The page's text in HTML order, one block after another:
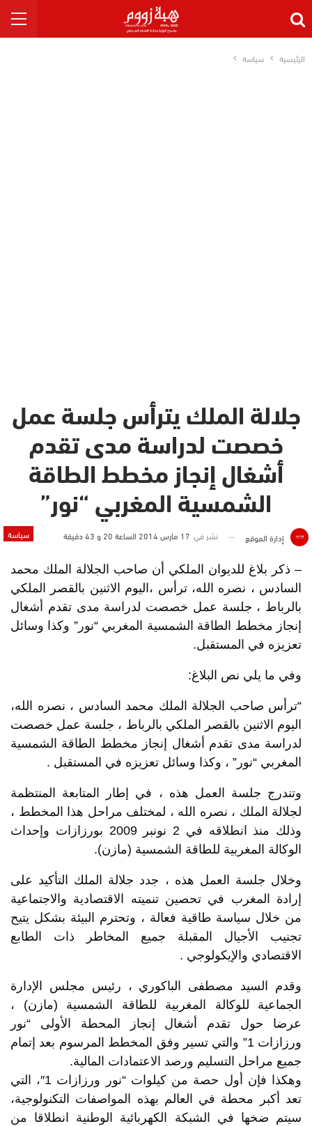
الرئيسية سياسة
جلالة الملك يترأس جلسة عمل
خصصت لدراسة مدى تقدم
أشغال إنجاز مخطط الطاقة
الشمسية المغربي “نور”
سياسة إدارة الموقع نشر في 17 مارس 2014 الساعة 20 و 43 دقيقة
– ذكر بلاغ للديوان الملكي أن صاحب الجلالة الملك محمد
السادس ، نصره الله، ترأس ،اليوم الاثنين بالقصر الملكي
بالرباط ، جلسة عمل خصصت لدراسة مدى تقدم أشغال
إنجاز مخطط الطاقة الشمسية المغربي “نور” وكذا وسائل
تعزيزه في المستقبل.
وفي ما يلي نص البلاغ:
“ترأس صاحب الجلالة الملك محمد السادس ، نصره الله،
اليوم الاثنين بالقصر الملكي بالرباط ، جلسة عمل خصصت
لدراسة مدى تقدم أشغال إنجاز مخطط الطاقة الشمسية
المغربي “نور” ، وكذا وسائل تعزيزه في المستقبل .
وتندرج جلسة العمل هذه ، في إطار المتابعة المنتظمة
لجلالة الملك ، نصره الله ، لمختلف مراحل هذا المخطط ،
وذلك منذ انطلاقه في 2 نونبر 2009 بورزازات وإحداث
الوكالة المغربية للطاقة الشمسية (مازن).
وخلال جلسة العمل هذه ، جدد جلالة الملك التأكيد على
إرادة المغرب في تحصين تنميته الاقتصادية والاجتماعية
من خلال سياسة طاقية فعالة ، وتحترم البيئة بشكل يتيح
تجنيب الأجيال المقبلة جميع المخاطر ذات الطابع
الاقتصادي والإيكولوجي .
وقدم السيد مصطفى الباكوري ، رئيس مجلس الإدارة
الجماعية للوكالة المغربية للطاقة الشمسية (مازن) ،
عرضا حول تقدم أشغال إنجاز المحطة الأولى “نور
ورزازات 1” والتي تسير وفق المخطط المرسوم بعد إتمام
جميع مراحل التسليم ورصد الاعتمادات المالية.
وهكذا فإن أول حصة من كيلوات “نور ورزازات 1″، التي
تعد أكبر محطة في العالم بهذه المواصفات التكنولوجية،
سيتم ضخها في الشبكة الكهربائية الوطنية انطلاقا من